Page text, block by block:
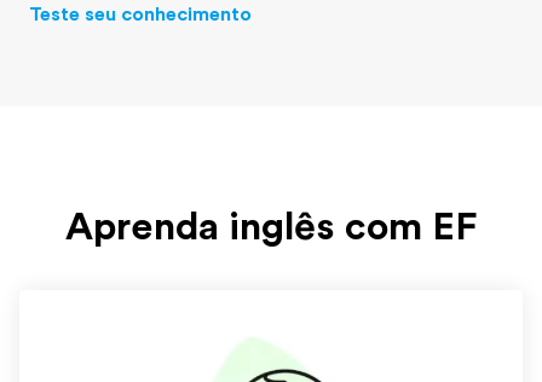
Teste seu conhecimento
Aprenda inglês com EF